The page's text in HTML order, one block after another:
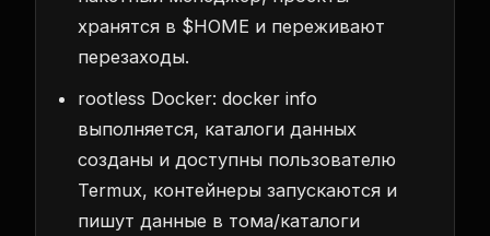
хранятся в $HOME и переживают
перезаходы.
rootless Docker: docker info
выполняется, каталоги данных
созданы и доступны пользователю
Termux, контейнеры запускаются и
пишут данные в тома/каталоги